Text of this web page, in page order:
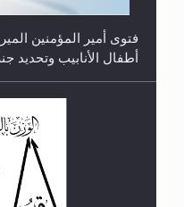
رأيٌ في لغة المسيح
فتوى أمير المؤمنين
أطفال الأنابيب وتحديد